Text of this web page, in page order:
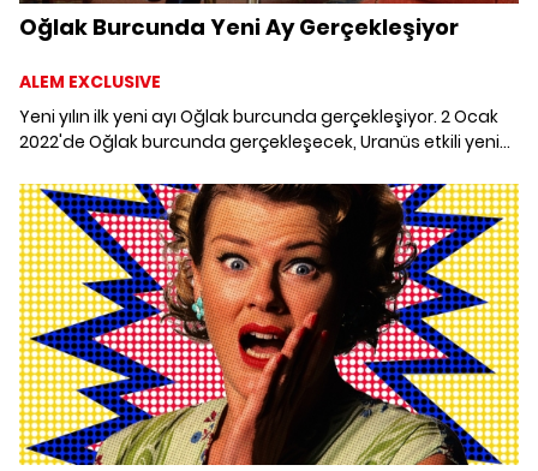
Oğlak Burcunda Yeni Ay Gerçekleşiyor
ALEM EXCLUSIVE
Yeni yılın ilk yeni ayı Oğlak burcunda gerçekleşiyor. 2 Ocak
2022'de Oğlak burcunda gerçekleşecek, Uranüs etkili yeni
derledik.